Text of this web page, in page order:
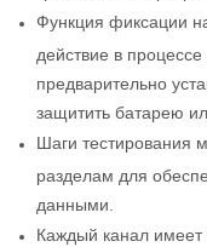
Функция фиксации
действие в
предварительно
защитить батарею
Шаги тестирования
разделам для
данными.
Каждый канал имеет